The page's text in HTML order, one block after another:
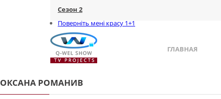
Сезон 2
Поверніть мені красу 1+1
ГЛАВНАЯ
ОКСАНА РОМАНИВ